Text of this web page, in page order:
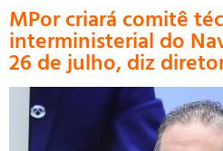
MPor criará comitê
interministerial do
26 de julho, diz